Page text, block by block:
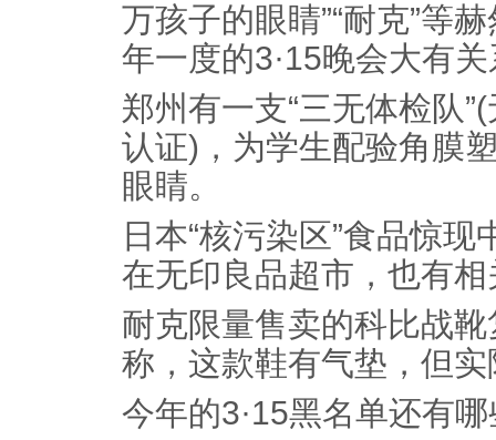
万孩子的眼睛”“耐克”等
年一度的3·15晚会大有
郑州有一支“三无体检队
认证)，为学生配验角膜
眼睛。
日本“核污染区”食品惊
在无印良品超市，也有
耐克限量售卖的科比战
称，这款鞋有气垫，但
今年的3·15黑名单还有